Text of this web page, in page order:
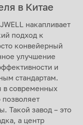
в Китае
накапливает
подход к
конвейерный
улучшение
и
стандартам.
в современных
Такой завод – это
а центр